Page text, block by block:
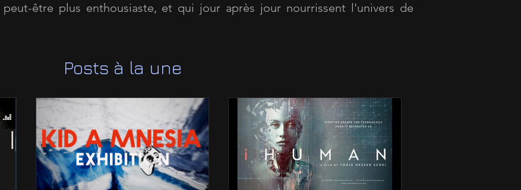
être plus enthousiaste, et qui jour après jour nourrissent l'univers de
Posts à la une